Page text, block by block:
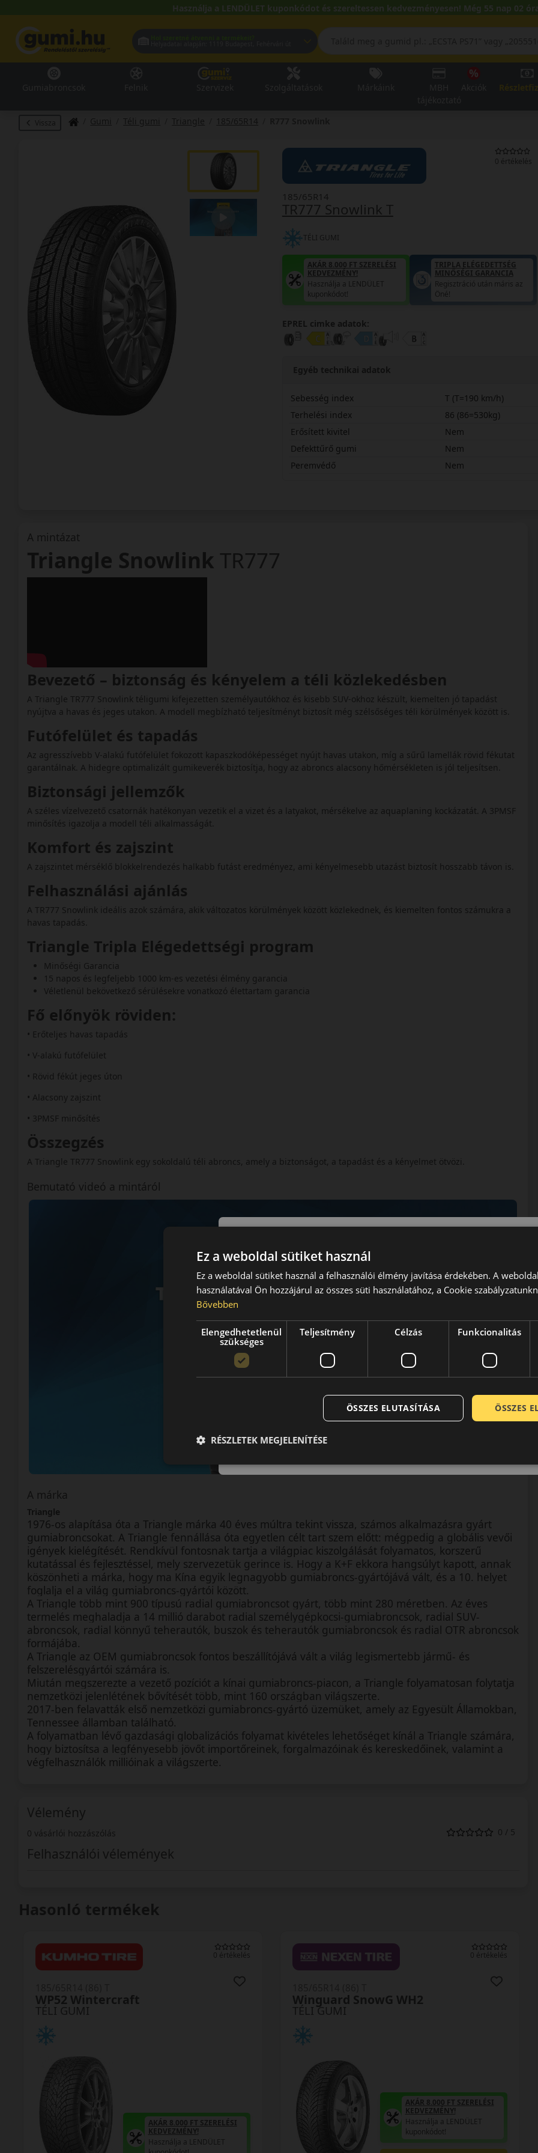
Használja a LENDÜLET kuponkódot és szereltessen kedvezményesen! Még 55 nap 02
Vissza Gumi Téli gumi Triangle 185/65R14
0 értékelés
TR777 Snowlink T
185/65R14
TÉLI GUMI
AKÁR 8.000 FT SZERELÉSI
KEDVEZMÉNY!
Használja a LENDÜLET
kuponkódot!
TRIPLA ELÉGEDETTSÉG
MINŐSÉGI GARANCIA
Regisztráció után máris az
Öné!
EPREL cimke adatok:
Egyéb technikai adatok
Sebesség index
T (T=190 km/h)
Terhelési index
86 (86=530kg)
Erősített kivitel
Nem
Defekttűrő gumi
Nem
Peremvédő
Nem
A mintázat
Triangle Snowlink TR777
Bevezető – biztonság és kényelem a téli közlekedésben
A Triangle TR777 Snowlink téligumi kifejezetten személyautókhoz és kisebb SUV-okhoz készült, kiemelten jó tapadást
nyújtva a havas és jeges utakon. A modell megbízható teljesítményt biztosít még szélsőséges téli körülmények között is.
Futófelület és tapadás
Az agresszívebb V-alakú futófelület fokozott kapaszkodóképességet nyújt havas utakon, míg a sűrű lamellák rövid fékutat
garantálnak. A hidegre optimalizált gumikeverék biztosítja, hogy az abroncs alacsony hőmérsékleten is jól teljesítsen.
Biztonsági jellemzők
A széles vízelvezető csatornák hatékonyan vezetik el a vizet és a latyakot, mérsékelve az aquaplaning kockázatát. A 3PMSF
minősítés igazolja a modell téli alkalmasságát.
Komfort és zajszint
A zajszintet mérséklő blokkelrendezés halkabb futást eredményez, ami kényelmesebb utazást biztosít hosszabb távon is.
Felhasználási ajánlás
A TR777 Snowlink ideális azok számára, akik változatos körülmények között közlekednek, és kiemelten fontos számukra a
havas tapadás.
Triangle Tripla Elégedettségi program
Minőségi Garancia
15 napos és legfeljebb 1000 km-es vezetési élmény garancia
Véletlenül bekövetkező sérülésekre vonatkozó élettartam garancia
Fő előnyök röviden:
• Erőteljes havas tapadás
• V-alakú futófelület
• Rövid fékút jeges úton
• Alacsony zajszint
• 3PMSF minősítés
Összegzés
A Triangle TR777 Snowlink egy sokoldalú téli abroncs, amely a biztonságot, a tapadást és a kényelmet ötvözi.
Bemutató videó a mintáról
A márka
Triangle
1976-os alapítása óta a Triangle márka 40 éves múltra tekint vissza, számos alkalmazásra gyárt
gumiabroncsokat. A Triangle fennállása óta egyetlen célt tart szem előtt: mégpedig a globális vevői
igények kielégítését. Rendkívül fontosnak tartja a világpiac kiszolgálását folyamatos, korszerű
kutatással és fejlesztéssel, mely szervezetük gerince is. Hogy a K+F ekkora hangsúlyt kapott, annak
köszönheti a márka, hogy ma Kína egyik legnagyobb gumiabroncs-gyártójává vált, és a 10. helyet
foglalja el a világ gumiabroncs-gyártói között.
A Triangle több mint 900 típusú radial gumiabroncsot gyárt, több mint 280 méretben. Az éves
termelés meghaladja a 14 millió darabot radial személygépkocsi-gumiabroncsok, radial SUV-
abroncsok, radial könnyű teherautók, buszok és teherautók gumiabroncsok és radial OTR abroncsok
formájába.
A Triangle az OEM gumiabroncsok fontos beszállítójává vált a világ legismertebb jármű- és
felszerelésgyártói számára is.
Miután megszerezte a vezető pozíciót a kínai gumiabroncs-piacon, a Triangle folyamatosan folytatja
nemzetközi jelenlétének bővítését több, mint 160 országban világszerte.
2017-ben felavatták első nemzetközi gumiabroncs-gyártó üzemüket, amely az Egyesült Államokban,
Tennessee államban található.
A folyamatban lévő gazdasági globalizációs folyamat kivételes lehetőséget kínál a Triangle számára,
hogy biztosítsa a legfényesebb jövőt importőreinek, forgalmazóinak és kereskedőinek, valamint a
végfelhasználók millióinak a világszerte.
Vélemény
0 vásárlói hozzászólás 0 / 5
Felhasználói vélemények
Hasonló termékek
0 értékelés
TÉLI GUMI
Winguard SnowG3 WH21
KEDVEZMÉNY!
Használja a LENDÜLET
kuponkódot!
0 értékelés
TÉLI GUMI
S943 Snowprox
AKÁR 8.000 FT SZERELÉSI
KEDVEZMÉNY!
Ez a weboldal sütiket használ
Ez a weboldal sütiket használ a felhasználói élmény javítása érdekében. A
használatával Ön hozzájárul az összes süti használatához, a Cookie
Bővebben
Elengedhetetlenül
szükséges
Teljesítmény Célzás Funkcionalitás
ÖSSZES
ÖSSZES ELUTASÍTÁSA
RÉSZLETEK MEGJELENÍTÉSE